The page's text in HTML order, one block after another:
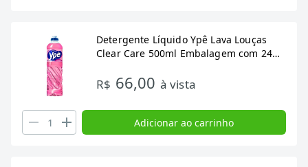
Detergente Líquido Ypê Lava Louças
Clear Care 500ml Embalagem com 24
R$ 66,00 à vista
Adicionar ao carrinho